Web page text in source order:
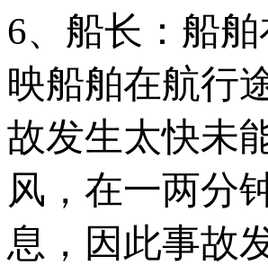
6、船长：船
映船舶在航行
故发生太快未
风，在一两分
息，因此事故